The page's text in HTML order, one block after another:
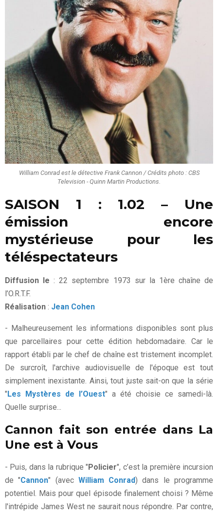
William Conrad est le détective Frank Cannon / Crédits photo : CBS
Television - Quinn Martin Productions.
SAISON 1 : 1.02 – Une
émission encore
mystérieuse pour les
téléspectateurs
Diffusion le : 22 septembre 1973 sur la 1ère chaîne de
l’O.R.T.F.
Réalisation : Jean Cohen
- Malheureusement les informations disponibles sont plus
que parcellaires pour cette édition hebdomadaire. Car le
rapport établi par le chef de chaîne est tristement incomplet.
De surcroît, l'archive audiovisuelle de l'époque est tout
simplement inexistante. Ainsi, tout juste sait-on que la série
"Les Mystères de l’Ouest" a été choisie ce samedi-là.
Quelle surprise...
Cannon fait son entrée dans La
Une est à Vous
- Puis, dans la rubrique "Policier", c’est la première incursion
de "Cannon" (avec William Conrad) dans le programme
potentiel. Mais pour quel épisode finalement choisi ? Même
l'intrépide James West ne saurait nous répondre. Par contre,